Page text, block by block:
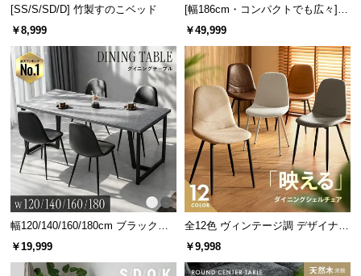
[SS/S/SD/D] 竹製すのこベッド
￥8,999
[幅186cm・コンパクトでも広々] 3
人掛けソファベッド リクライニン
￥49,999
幅120/140/160/180cm ブラックフ
レーム ダイニング 大理石調 4人掛
￥19,999
全12色 ヴィンテージ調 デザイナー
ズシェルチェア
￥9,998